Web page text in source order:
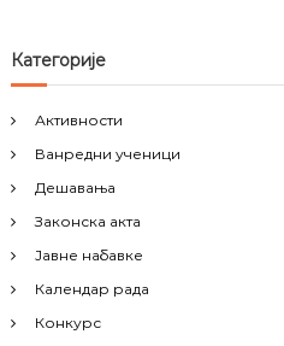
Категорије
Активности
Ванредни ученици
Дешавања
Законска акта
Јавне набавке
Календар рада
Конкурс